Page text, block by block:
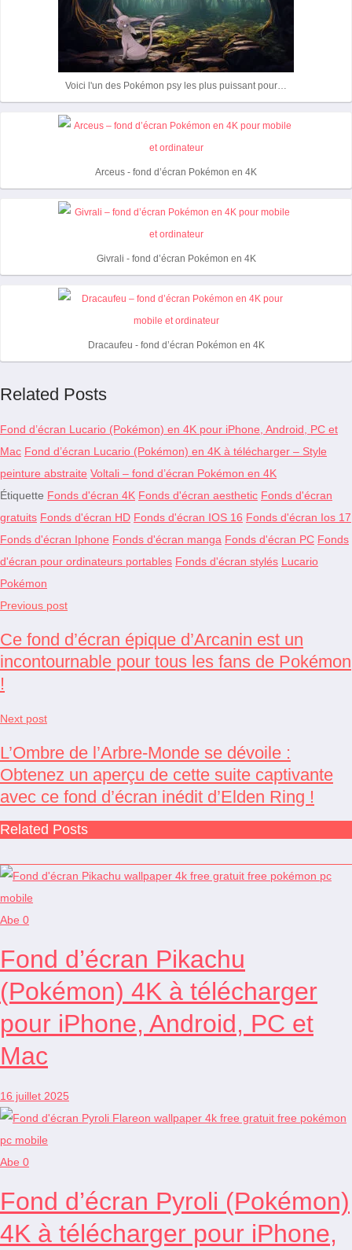
Voici l'un des Pokémon psy les plus puissant pour…
Arceus - fond d’écran Pokémon en 4K
Givrali - fond d’écran Pokémon en 4K
Dracaufeu - fond d’écran Pokémon en 4K
Related Posts
Fond d’écran Lucario (Pokémon) en 4K pour iPhone, Android, PC et
Mac Fond d’écran Lucario (Pokémon) en 4K à télécharger – Style
peinture abstraite Voltali – fond d’écran Pokémon en 4K
Étiquette Fonds d'écran 4K Fonds d'écran aesthetic Fonds d'écran
gratuits Fonds d'écran HD Fonds d'écran IOS 16 Fonds d'écran Ios 17
Fonds d'écran Iphone Fonds d'écran manga Fonds d'écran PC Fonds
d'écran pour ordinateurs portables Fonds d'écran stylés Lucario
Pokémon
Previous post
Ce fond d’écran épique d’Arcanin est un
incontournable pour tous les fans de Pokémon
!
Next post
L’Ombre de l’Arbre-Monde se dévoile :
Obtenez un aperçu de cette suite captivante
avec ce fond d’écran inédit d’Elden Ring !
Related Posts
Abe 0
Fond d’écran Pikachu
(Pokémon) 4K à télécharger
pour iPhone, Android, PC et
Mac
16 juillet 2025
Abe 0
Fond d’écran Pyroli (Pokémon)
4K à télécharger pour iPhone,